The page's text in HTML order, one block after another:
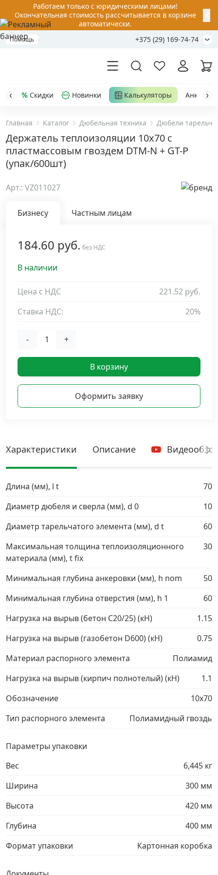
Работаем только с юридическими лицами!
Окончательная стоимость рассчитывается в корзине
автоматически.
Помощь +375 (29) 169-74-74
Акции
Распродажа
Анкерная техника
Кабельный крепеж
Строительный инструмент и инвентарь ›
Заклепки
Гвозди и скобы ›
Хомуты и шуруп-шпильки
Комплекты и наборы крепежа
Кронштейны и крюки хозяйственные
Нержавеющий крепеж
Перфорированный крепеж
Скобяные изделия и мебельная фурнитура
Скидки Новинки Калькуляторы Анкер-
Главная Каталог Дюбельная техника Дюбели
Держатель теплоизоляции 10x70 с
пластмассовым гвоздем DTM-N + GT-P
(упак/600шт)
Арт.: VZ011027
Бизнесу Частным лицам
184.60 руб. без НДС
В наличии
Цена с НДС
221.52 руб.
Ставка НДС:
20%
- +
В корзину
Оформить заявку
Характеристики Описание
Длина (мм), l t
70
Диаметр дюбеля и сверла (мм), d 0
10
Диаметр тарельчатого элемента (мм), d t
60
Максимальная толщина теплоизоляционного
материала (мм), t fix
30
Минимальная глубина анкеровки (мм), h nom
50
Минимальная глубина отверстия (мм), h 1
60
Нагрузка на вырыв (бетон С20/25) (кН)
1.15
Нагрузка на вырыв (газобетон D600) (кН)
0.75
Материал распорного элемента
Полиамид
Нагрузка на вырыв (кирпич полнотелый) (кН)
1.1
Обозначение
10х70
Тип распорного элемента
Полиамидный гвоздь
Параметры упаковки
Вес
6,445 кг
Ширина
300 мм
Высота
420 мм
Глубина
400 мм
Формат упаковки
Картонная коробка